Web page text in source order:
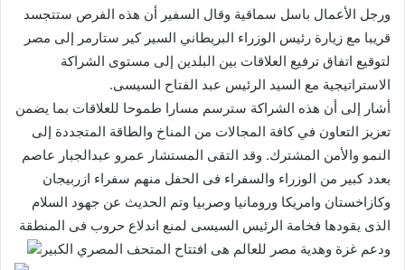
ورجل الأعمال باسل سماقية وقال السفير أن هذه الفرص ستتجسد
قريبا مع زيارة رئيس الوزراء البريطاني السير كير ستارمر إلى مصر
لتوقيع اتفاق ترفيع العلاقات بين البلدين إلى مستوى الشراكة
الاستراتيجية مع السيد الرئيس عبد الفتاح السيسى.
أشار إلى أن هذه الشراكة سترسم مسارا طموحا للعلاقات بما يضمن
تعزيز التعاون في كافة المجالات من المناخ والطاقة المتجددة إلى
النمو والأمن المشترك. وقد التقى المستشار عمرو عبدالجبار عاصم
بعدد كبير من الوزراء والسفراء فى الحفل منهم سفراء ازربيجان
وكازاخستان وامريكا ورومانيا وصربيا وتم الحديث عن جهود السلام
الذى يقودها فخامة الرئيس السيسى لمنع اندلاع حروب فى المنطقة
ودعم غزة وهدية مصر للعالم هى افتتاح المتحف المصري الكبير